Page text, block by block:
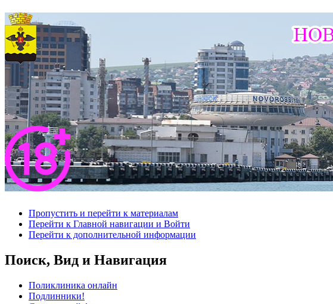
Пропустить и перейти к материалам
Перейти к Главной навигации и Войти
Перейти к дополнительной информации
Поиск, Вид и Навигация
Поликлиника онлайн
Подлинники!